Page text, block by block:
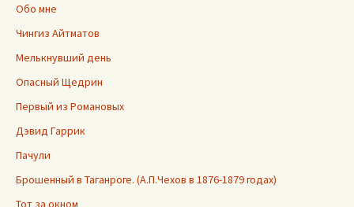
Обо мне
Чингиз Айтматов
Мелькнувший день
Опасный Щедрин
Первый из Романовых
Дэвид Гаррик
Пачули
Брошенный в Таганроге. (А.П.Чехов в 1876-1879 годах)
Тот за окном